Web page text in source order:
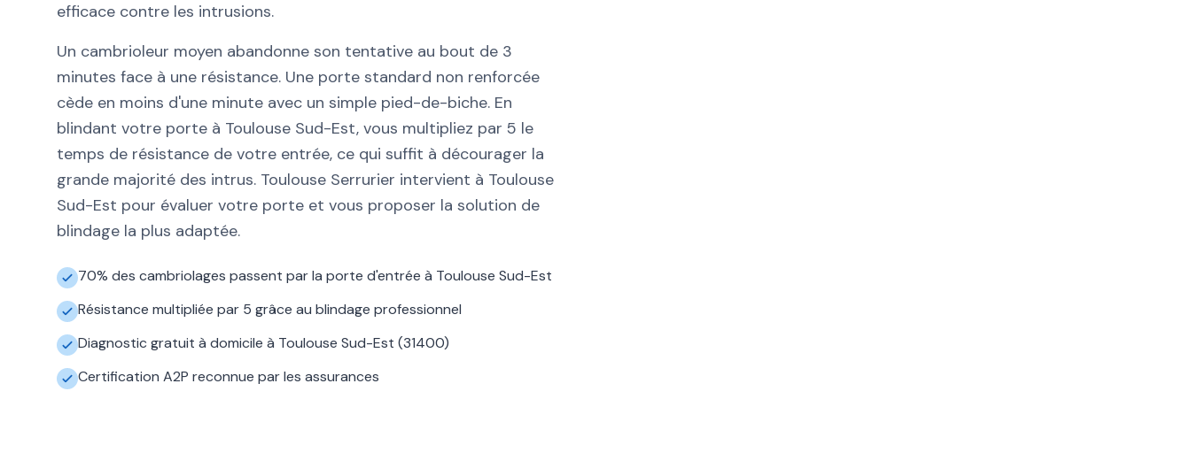
efficace contre les intrusions.
Un cambrioleur moyen abandonne son tentative au bout de 3
minutes face à une résistance. Une porte standard non renforcée
cède en moins d'une minute avec un simple pied-de-biche. En
blindant votre porte à Toulouse Sud-Est, vous multipliez par 5 le
temps de résistance de votre entrée, ce qui suffit à décourager la
grande majorité des intrus. Toulouse Serrurier intervient à Toulouse
Sud-Est pour évaluer votre porte et vous proposer la solution de
blindage la plus adaptée.
70% des cambriolages passent par la porte d'entrée à Toulouse Sud-Est
Résistance multipliée par 5 grâce au blindage professionnel
Diagnostic gratuit à domicile à Toulouse Sud-Est (31400)
Certification A2P reconnue par les assurances